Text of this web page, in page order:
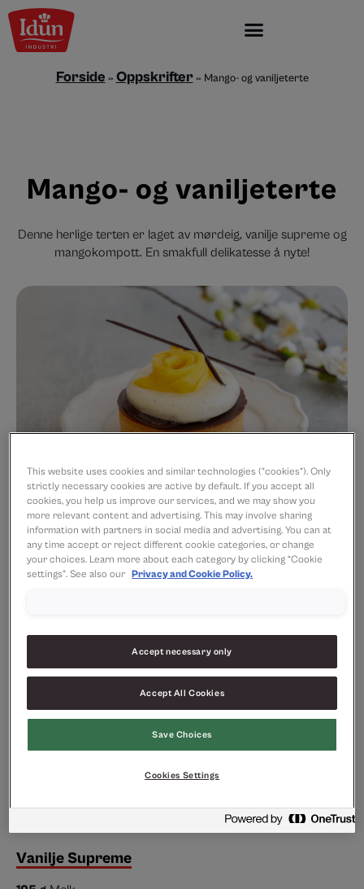
Skip
to
content
Forside » Oppskrifter» Mango- og vaniljeterte
Mango- og vaniljeterte
Denne herlige terten er laget av mørdeig, vanilje supreme og
mangokompott. En smakfull delikatesse å nyte!
Ingredienser
625 g Butter Pastry SG 40%
120 g Mandelmel
Hvetemel
Vanilje Supreme
This website uses cookies and similar technologies (“cookies”). Only
strictly necessary cookies are active by default. If you accept all
cookies, you help us improve our services, and we may show you
more relevant content and advertising. This may involve sharing
information with partners in social media and advertising. You can at
any time accept or reject different cookie categories, or change
your choices. Learn more about each category by clicking “Cookie
settings”. See also our Privacy and Cookie Policy.
Accept necessary only
Accept All Cookies
Save Choices
Cookies Settings